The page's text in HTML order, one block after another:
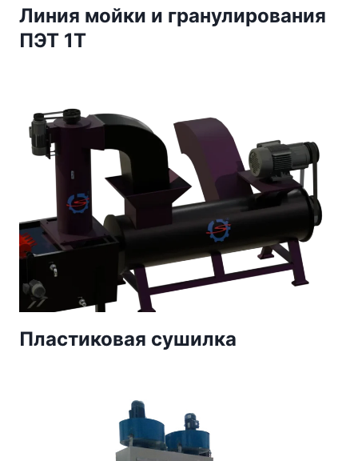
Линия мойки и гранулирования
ПЭТ 1Т
Пластиковая сушилка